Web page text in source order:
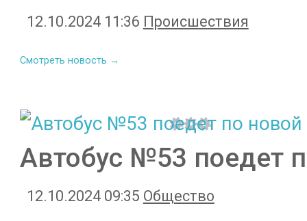
12.10.2024 11:36 Происшествия
Смотреть новость →
Автобус №53 поедет
12.10.2024 09:35 Общество